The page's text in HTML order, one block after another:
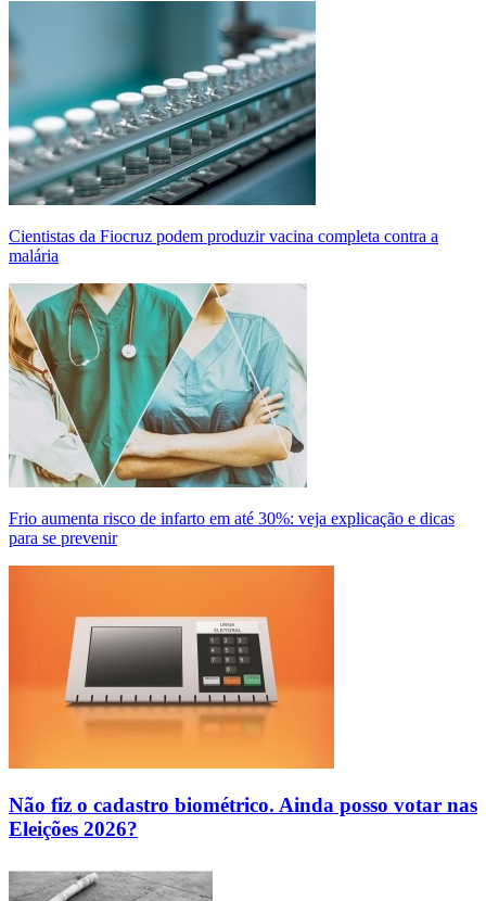
Cientistas da Fiocruz podem produzir vacina completa contra a
malária
Frio aumenta risco de infarto em até 30%: veja explicação e dicas
para se prevenir
Não fiz o cadastro biométrico. Ainda posso votar nas
Eleições 2026?